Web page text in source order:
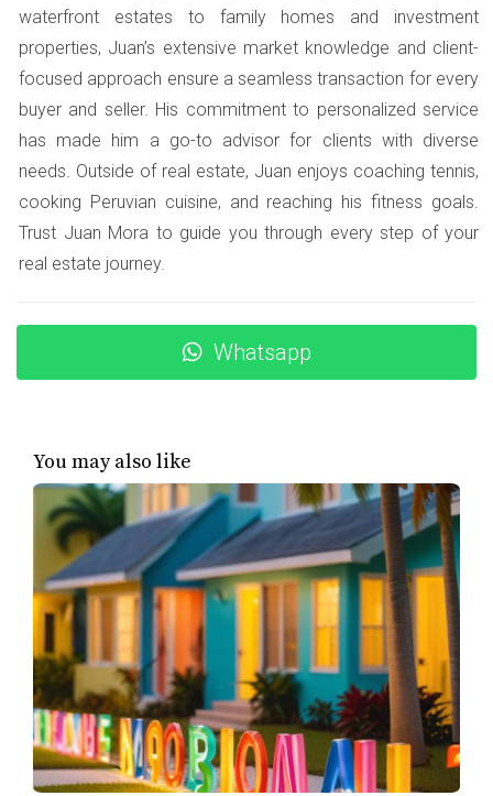
una fecha flexible de cierre o la posibilidad de
alquilar la propiedad durante un tiempo puede
hacer tu oferta más atractiva.
Financiamiento Preaprobado:Tener una carta de
preaprobación hipotecaria demuestra seriedad y
capacidad financiera.
Carta Personalizada:
vendedor puede crear una conexión emocional,
mostrando por qué deseas esa casa en particular.
Inspecciones Rápidas:Ofrecer realizar
inspecciones rápidamente puede dar tranquilidad
al vendedor sobre tu seriedad.
Casos de Estudio
Caso 1: La Oferta Perfecta
incluyó un precio competitivo junto con una carta
personalizada que relataba su historia: cómo había
crecido en Miami y cómo deseaba establecerse allí. Esta
conexión personal resonó con el vendedor, quien
también tenía un vínculo emocional con la propiedad.
Como resultado, Laura no solo ganó la casa, sino
también la admiración del vendedor por su enfoque
genuino.
Caso 2: Conexión Emocional
Carlos y Ana estaban buscando su primera casa juntos
waterfront estates to family homes and investment
properties, Juan’s extensive market knowledge and client-
focused approach ensure a seamless transaction for every
buyer and seller. His commitment to personalized service
has made him a go-to advisor for clients with diverse
needs. Outside of real estate, Juan enjoys coaching tennis,
cooking Peruvian cuisine, and reaching his fitness goals.
Trust Juan Mora to guide you through every step of your
real estate journey.
Whatsapp
You may also like